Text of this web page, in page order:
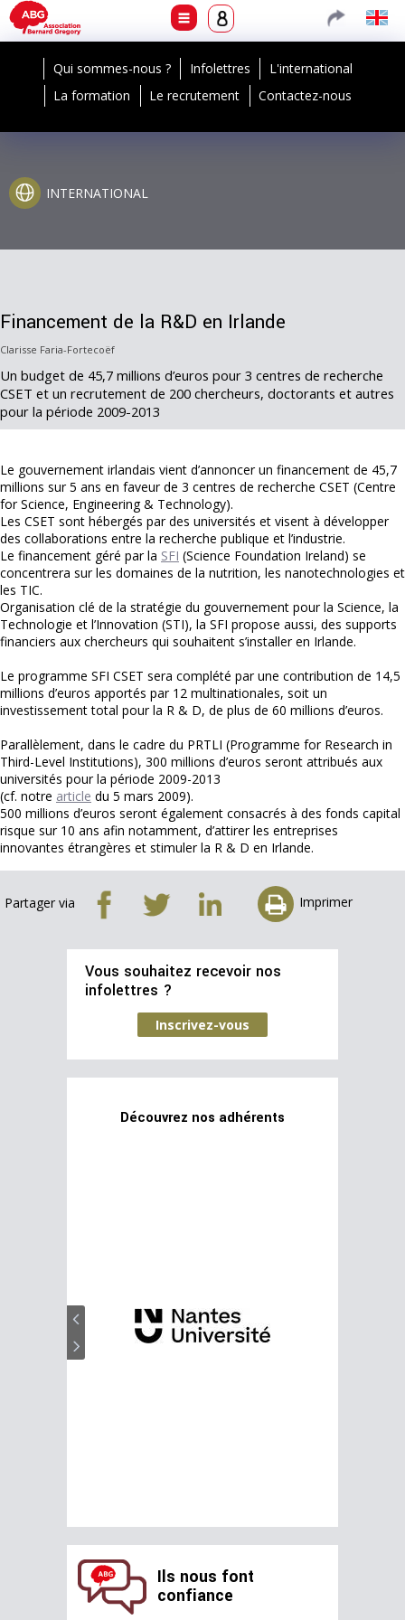
Qui sommes-nous ? Infolettres
L'international
La formation
Le recrutement Contactez-nous
INTERNATIONAL
Financement de la R&D en Irlande
Clarisse Faria-Fortecoëf
Un budget de 45,7 millions d’euros pour 3 centres de recherche
CSET et un recrutement de 200 chercheurs, doctorants et autres
pour la période 2009-2013
Le gouvernement irlandais vient d’annoncer un financement de 45,7
millions sur 5 ans en faveur de 3 centres de recherche CSET (Centre
for Science, Engineering & Technology).
Les CSET sont hébergés par des universités et visent à développer
des collaborations entre la recherche publique et l’industrie.
Le financement géré par la SFI (Science Foundation Ireland) se
concentrera sur les domaines de la nutrition, les nanotechnologies et
les TIC.
Organisation clé de la stratégie du gouvernement pour la Science, la
Technologie et l’Innovation (STI), la SFI propose aussi, des supports
financiers aux chercheurs qui souhaitent s’installer en Irlande.
Le programme SFI CSET sera complété par une contribution de 14,5
millions d’euros apportés par 12 multinationales, soit un
investissement total pour la R & D, de plus de 60 millions d’euros.
Parallèlement, dans le cadre du PRTLI (Programme for Research in
Third-Level Institutions), 300 millions d’euros seront attribués aux
universités pour la période 2009-2013
(cf. notre article du 5 mars 2009).
500 millions d’euros seront également consacrés à des fonds capital
risque sur 10 ans afin notamment, d’attirer les entreprises
innovantes étrangères et stimuler la R & D en Irlande.
Partager via Imprimer
Vous souhaitez recevoir nos
infolettres ?
Inscrivez-vous
Découvrez nos adhérents
Ils nous font
confiance